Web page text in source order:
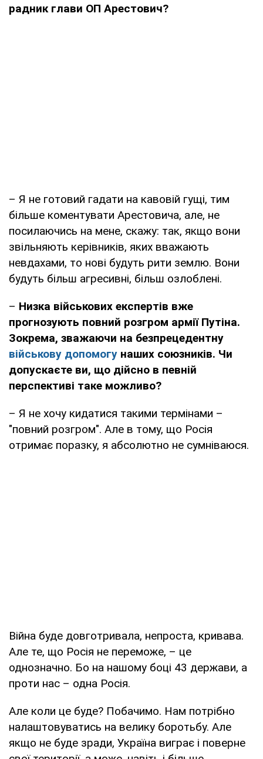
радник глави ОП Арестович?
– Я не готовий гадати на кавовій гущі, тим
більше коментувати Арестовича, але, не
посилаючись на мене, скажу: так, якщо вони
звільняють керівників, яких вважають
невдахами, то нові будуть рити землю. Вони
будуть більш агресивні, більш озлоблені.
– Низка військових експертів вже
прогнозують повний розгром армії Путіна.
Зокрема, зважаючи на безпрецедентну
військову допомогу наших союзників. Чи
допускаєте ви, що дійсно в певній
перспективі таке можливо?
– Я не хочу кидатися такими термінами –
"повний розгром". Але в тому, що Росія
отримає поразку, я абсолютно не сумніваюся.
Війна буде довготривала, непроста, кривава.
Але те, що Росія не переможе, – це
однозначно. Бо на нашому боці 43 держави, а
проти нас – одна Росія.
Але коли це буде? Побачимо. Нам потрібно
налаштовуватись на велику боротьбу. Але
якщо не буде зради, Україна виграє і поверне